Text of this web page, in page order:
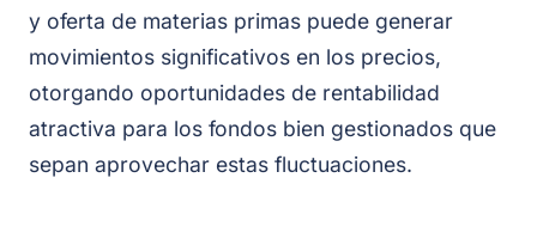
y oferta de materias primas puede generar
movimientos significativos en los precios,
otorgando oportunidades de rentabilidad
atractiva para los fondos bien gestionados que
sepan aprovechar estas fluctuaciones.